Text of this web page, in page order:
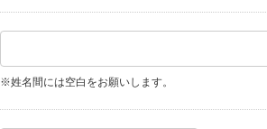
※姓名間には空白をお願いします。